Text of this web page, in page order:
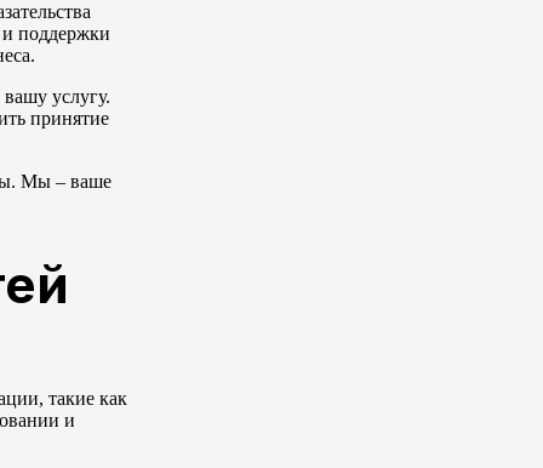
поддержки
услугу.
принятие
Мы – ваше
такие как
и